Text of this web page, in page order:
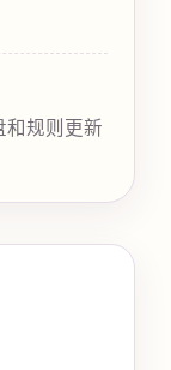
规则更新